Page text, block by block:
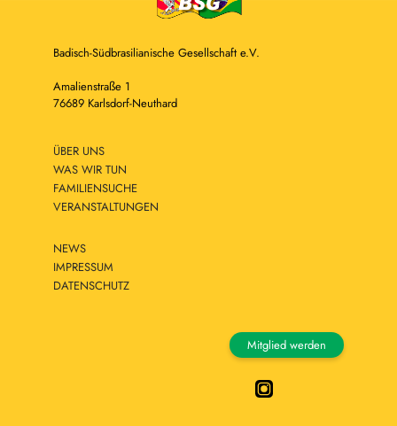
Badisch-Südbrasilianische Gesellschaft e.V.
Amalienstraße 1
76689 Karlsdorf-Neuthard
ÜBER UNS
WAS WIR TUN
FAMILIENSUCHE
VERANSTALTUNGEN
NEWS
IMPRESSUM
DATENSCHUTZ
Mitglied werden